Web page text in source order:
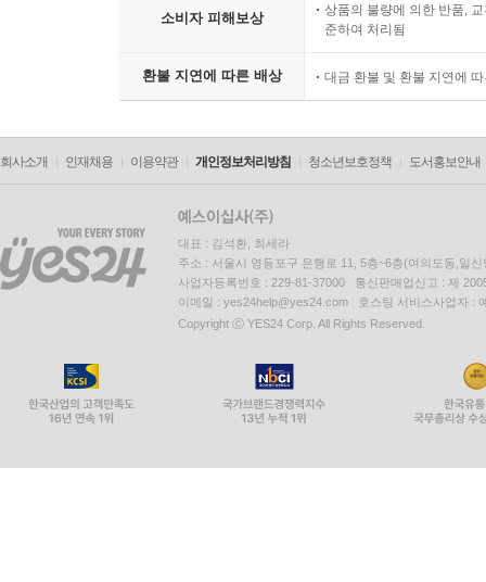
소비자 피해보상
상품의 불량에 의한 반품,
준하여 처리됨
환불 지연에 따른 배상 대금 환불 및 환불 지연에
회사소개 인재채용 이용약관 개인정보처리방침 청소년보호정책 도서홍보안내
대표 : 김석환, 최세라
주소 : 서울시 영등포구 은행로 11, 5층~6층(여의도동,일신
사업자등록번호 : 229-81-37000 통신판매업신고 : 제
이메일 : yes24help@yes24.com 호스팅 서비스사업자 :
Copyright ⓒ YES24 Corp. All Rights Reserved.